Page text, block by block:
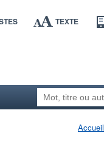
TEXTE
Accueil